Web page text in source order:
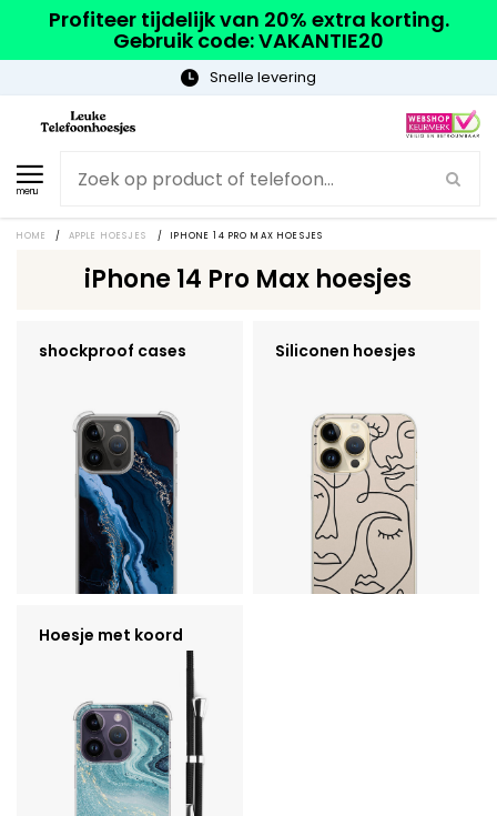
Profiteer tijdelijk van 20% extra korting.
Gebruik code: VAKANTIE20
menu
HOME / APPLE HOESJES / IPHONE 14 PRO MAX HOESJES
iPhone 14 Pro Max hoesjes
shockproof cases Siliconen hoesjes
Hoesje met koord